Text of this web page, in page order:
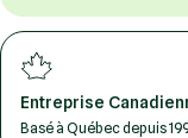
Entreprise
Basé à Québec depuis